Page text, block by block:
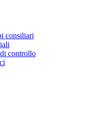
consiliari
controllo